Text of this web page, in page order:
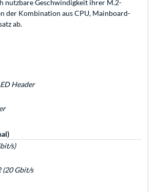
nutzbare Geschwindigkeit ihrer M.2-
der Kombination aus CPU, Mainboard-
ab.
Header
s)
(20 Gbit/s